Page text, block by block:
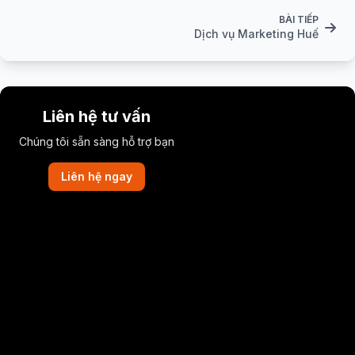
BÀI TIẾP
Dịch vụ Marketing Huế
Liên hệ tư vấn
Chúng tôi sẵn sàng hỗ trợ bạn
Liên hệ ngay